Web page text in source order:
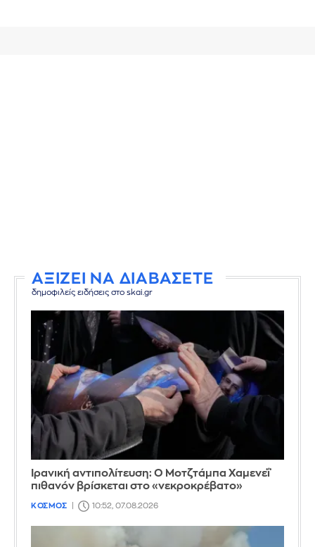
ΑΞΙΖΕΙ ΝΑ ΔΙΑΒΑΣΕΤΕ
δημοφιλείς ειδήσεις στο skai.gr
Ιρανική αντιπολίτευση: Ο Μοτζτάμπα Χαμενεΐ
πιθανόν βρίσκεται στο «νεκροκρέβατο»
ΚΟΣΜΟΣ 10:52, 07.08.2026